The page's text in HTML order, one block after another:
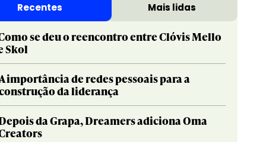
Sustainable Development Goals
Social & Creator
Recentes Mais lidas
se deu o reencontro entre Clóvis Mello
Skol
importância de redes pessoais para a
da liderança
da Grapa, Dreamers adiciona Oma